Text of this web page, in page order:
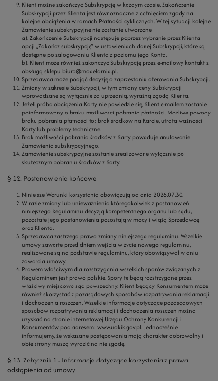
Klient możne zakończyć Subskrypcję w każdym czasie. Zakończenie
Subskrypcji przez Klienta jest równoznaczne z cofnięciem zgody na
kolejne obciążenia w ramach Płatności cyklicznych. W tej sytuacji kolejne
Zamówienie subskrypcyjne nie zostanie utworzone
a). Zakończenie Subskrypcji następuje poprzez wybranie przez Klienta
opcji „Zakończ subskrypcję” w ustawieniach danej Subskrypcji, które są
dostępne po zalogowaniu Klienta z poziomu jego Konta.
b). Klient może również zakończyć Subskrypcję przez e-mailowy kontakt z
obsługą sklepu biuro@modelarnia.pl.
Sprzedawca może podjąć decyzję o zaprzestaniu oferowania Subskrypcji.
Zmiany w zakresie Subskrypcji, w tym zmiany ceny Subskrypcji,
wprowadzane są wyłącznie za uprzednią, wyraźną zgodą Klienta.
Jeżeli próba obciążenia Karty nie powiedzie się, Klient e-mailem zostanie
poinformowany o braku możliwości pobrania płatności. Możliwe powody
braku pobrania płatności to: brak środków na Karcie, utrata ważności
Karty lub problemy techniczne.
Brak możliwości pobrania środków z Karty powoduje anulowanie
Zamówienia subskrypcyjnego.
Zamówienie subskrypcyjne zostanie zrealizowane wyłącznie po
skutecznym pobraniu środków z Karty.
§ 12. Postanowienia końcowe
Niniejsze Warunki korzystania obowiązują od dnia 2026.07.30.
W razie zmiany lub unieważnienia któregokolwiek z postanowień
niniejszego Regulaminu decyzją kompetentnego organu lub sądu,
pozostałe jego postanowienia pozostają w mocy i wiążą Sprzedawcę
oraz Klienta.
Sprzedawca zastrzega prawo zmiany niniejszego regulaminu. Wszelkie
umowy zawarte przed dniem wejścia w życie nowego regulaminu,
realizowane są na podstawie regulaminu, który obowiązywał w dniu
zawarcia umowy.
Prawem właściwym dla rozstrzygania wszelkich sporów związanych z
Regulaminem jest prawo polskie. Spory te będą rozstrzygane przez
właściwy miejscowo sąd powszechny. Klient będący Konsumentem może
również skorzystać z pozasądowych sposobów rozpatrywania reklamacji
i dochodzenia roszczeń. Wszelkie informacje dotyczące pozasądowych
sposobów rozpatrywania reklamacji i dochodzenia roszczeń można
uzyskać na stronie internetowej Urzędu Ochrony Konkurencji i
Konsumentów pod adresem: www.uokik.gov.pl. Jednocześnie
informujemy, że wskazane postępowania mają charakter dobrowolny i
obie strony muszą wyrazić na nie zgodę.
§ 13. Załącznik 1 - Informacje dotyczące korzystania z prawa
odstąpienia od umowy